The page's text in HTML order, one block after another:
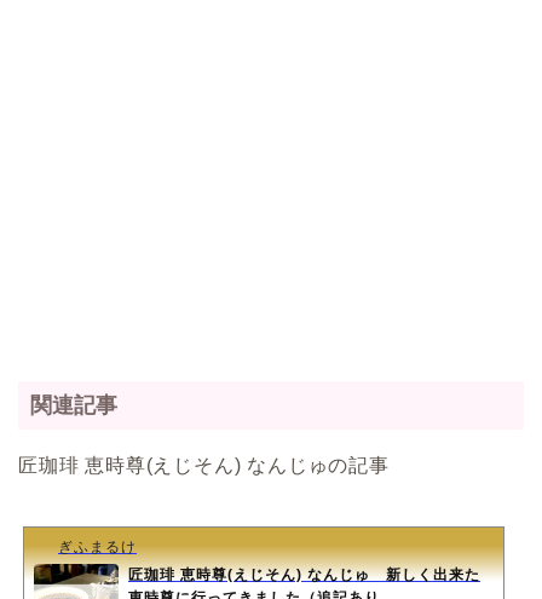
関連記事
匠珈琲 恵時尊(えじそん) なんじゅの記事
ぎふまるけ
匠珈琲 恵時尊(えじそん) なんじゅ 新しく出来た